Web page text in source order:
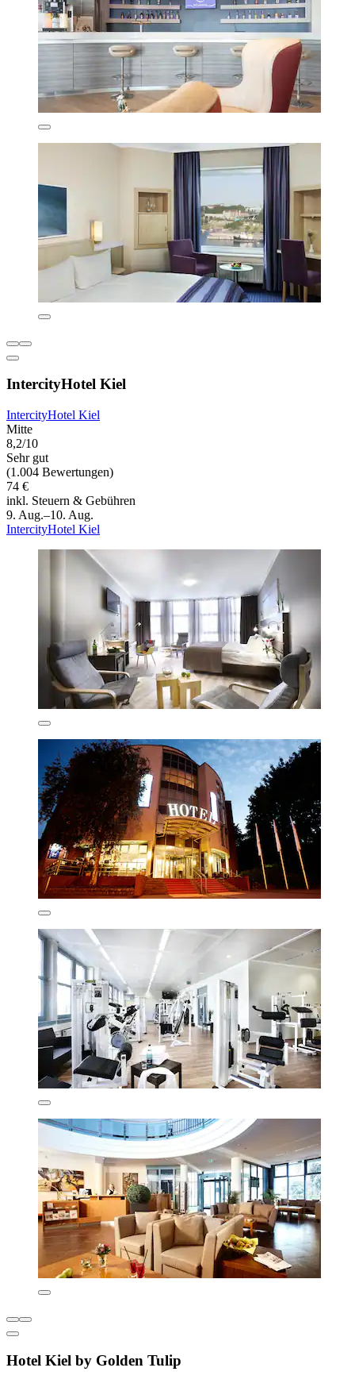
IntercityHotel Kiel
IntercityHotel Kiel
Mitte
8,2/10
Sehr gut
(1.004 Bewertungen)
74 €
inkl. Steuern & Gebühren
9. Aug.–10. Aug.
IntercityHotel Kiel
Hotel Kiel by Golden Tulip